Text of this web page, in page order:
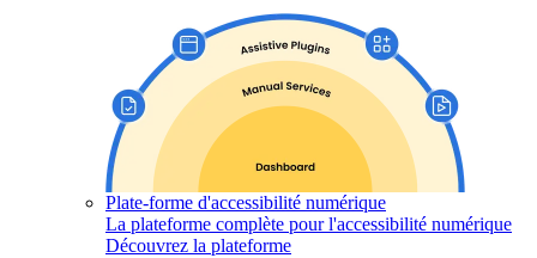
Plate-forme d'accessibilité numérique
La plateforme complète pour l'accessibilité numérique
Découvrez la plateforme